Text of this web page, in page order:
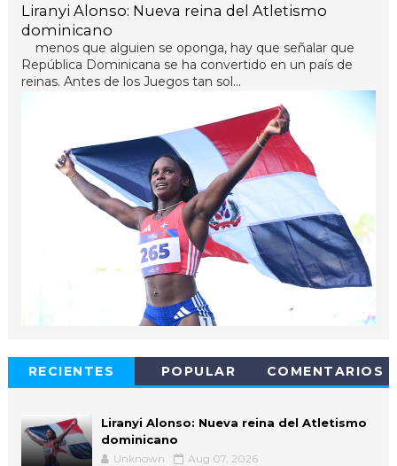
Liranyi Alonso: Nueva reina del Atletismo
dominicano
menos que alguien se oponga, hay que señalar que
República Dominicana se ha convertido en un país de
reinas. Antes de los Juegos tan sol...
RECIENTES POPULAR COMENTARIOS
Liranyi Alonso: Nueva reina del Atletismo
dominicano
Unknown Aug 07, 2026